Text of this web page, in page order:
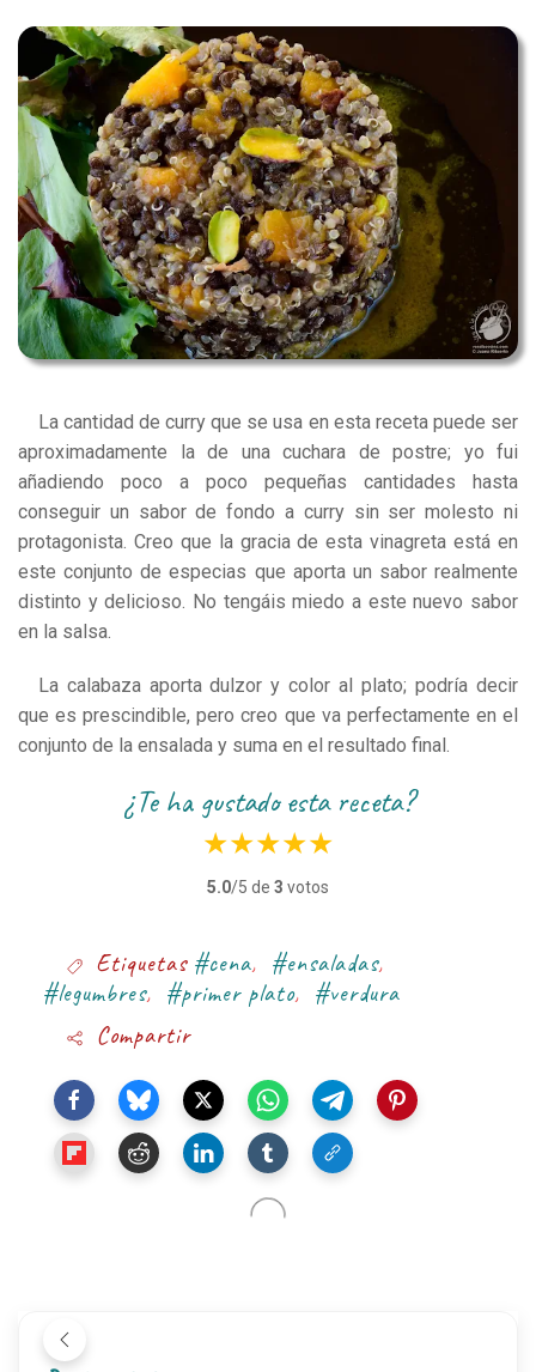
La cantidad de curry que se usa en esta receta puede ser
aproximadamente la de una cuchara de postre; yo fui
añadiendo poco a poco pequeñas cantidades hasta
conseguir un sabor de fondo a curry sin ser molesto ni
protagonista. Creo que la gracia de esta vinagreta está en
este conjunto de especias que aporta un sabor realmente
distinto y delicioso. No tengáis miedo a este nuevo sabor
en la salsa.
La calabaza aporta dulzor y color al plato; podría decir
que es prescindible, pero creo que va perfectamente en el
conjunto de la ensalada y suma en el resultado final.
¿te ha gustado esta receta?
★
★
★
★
★
5.0/5 de 3 votos
Etiquetas #cena, #ensaladas,
#legumbres, #primer plato, #verdura
Compartir